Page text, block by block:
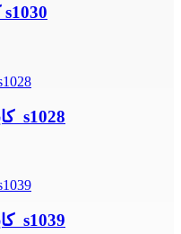
کابل برق افشان 3 در 6 سیمپود s1030
کابل برق افشان 3 در 2.5 سیمپود s1028
کابل برق افشان 4 در 1.5 سیمپود s1039